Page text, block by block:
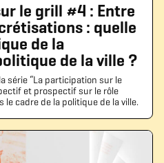
le grill #4 : Entre
: quelle
de la
de la ville ?
série “La participation sur le
et prospectif sur le rôle
cadre de la politique de la ville.